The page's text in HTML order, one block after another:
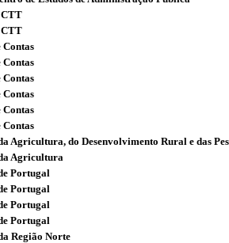
CTT
CTT
Agricultura, do Desenvolvimento Rural e das
Agricultura
Portugal
Portugal
Portugal
Portugal
Região Norte